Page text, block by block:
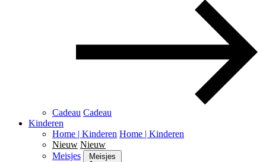
Cadeau Cadeau
Kinderen
Home | Kinderen Home | Kinderen
Nieuw Nieuw
Meisjes
Meisjes